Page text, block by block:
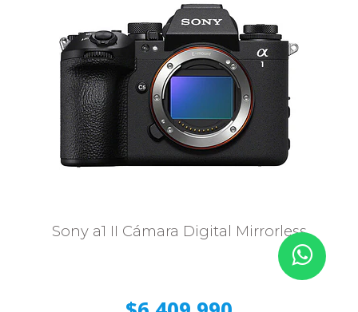
Sony a1 II Cámara Digital Mirrorless